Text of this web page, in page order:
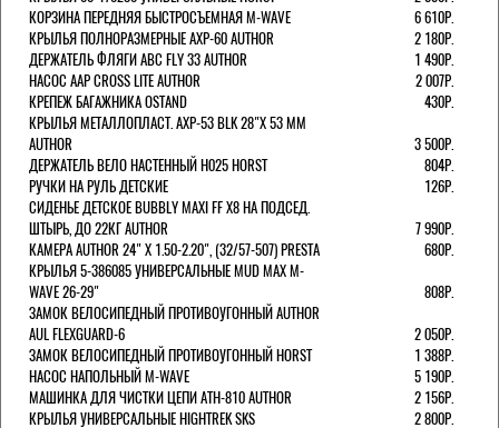
КОРЗИНА ПЕРЕДНЯЯ БЫСТРОСЪЕМНАЯ M-WAVE
6 610Р.
КРЫЛЬЯ ПОЛНОРАЗМЕРНЫЕ AXP-60 AUTHOR
2 180Р.
ДЕРЖАТЕЛЬ ФЛЯГИ АВС FLY 33 AUTHOR
1 490Р.
НАСОС AAP CROSS LITE AUTHOR
2 007Р.
КРЕПЕЖ БАГАЖНИКА OSTAND
430Р.
КРЫЛЬЯ МЕТАЛЛОПЛАСТ. AXP-53 BLK 28"Х 53 ММ
AUTHOR
3 500Р.
ДЕРЖАТЕЛЬ ВЕЛО НАСТЕННЫЙ H025 HORST
804Р.
РУЧКИ НА РУЛЬ ДЕТСКИЕ
126Р.
СИДЕНЬЕ ДЕТСКОЕ BUBBLY MAXI FF X8 НА ПОДСЕД.
ШТЫРЬ, ДО 22КГ AUTHOR
7 990Р.
КАМЕРА AUTHOR 24" Х 1.50-2.20", (32/57-507) PRESTA
680Р.
КРЫЛЬЯ 5-386085 УНИВЕРСАЛЬНЫЕ MUD MAX M-
WAVE 26-29"
808Р.
ЗАМОК ВЕЛОСИПЕДНЫЙ ПРОТИВОУГОННЫЙ AUTHOR
AUL FLEXGUARD-6
2 050Р.
ЗАМОК ВЕЛОСИПЕДНЫЙ ПРОТИВОУГОННЫЙ HORST
1 388Р.
НАСОС НАПОЛЬНЫЙ M-WAVE
5 190Р.
МАШИНКА ДЛЯ ЧИСТКИ ЦЕПИ ATH-810 AUTHOR
2 156Р.
КРЫЛЬЯ УНИВЕРСАЛЬНЫЕ HIGHTREK SKS
2 800Р.